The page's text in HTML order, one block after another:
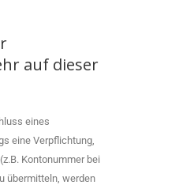
auf dieser
eines
eine Verpflichtung,
Kontonummer bei
übermitteln, werden